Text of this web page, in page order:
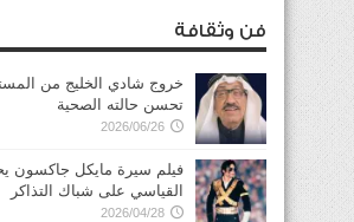
فن وثقافة
خروج شادي الخليج من
تحسن حالته الصحية
2026/06/26
فيلم سيرة مايكل جاكسون
القياسي على شباك التذاكر
2026/04/28